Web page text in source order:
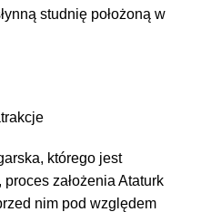
studnię położoną w
którego jest
założenia Ataturk
nim pod względem